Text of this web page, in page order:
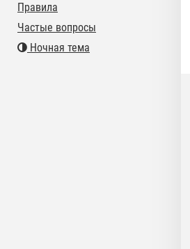
Правила
Частые вопросы
Ночная тема